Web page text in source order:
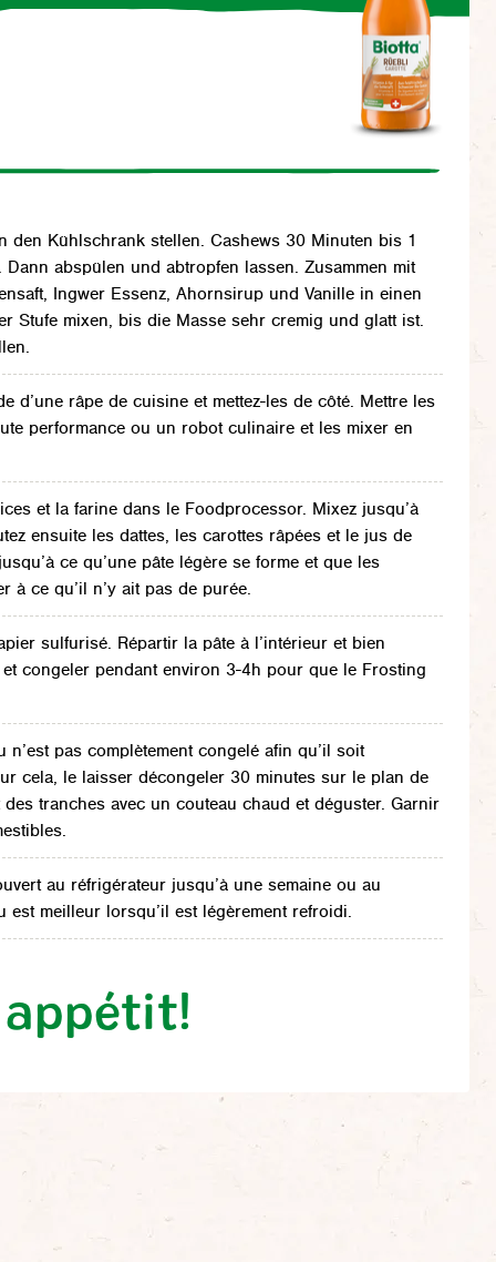
Kühlschrank stellen. Cashews 30 Minuten bis 1
abspülen und abtropfen lassen. Zusammen mit
Ingwer Essenz, Ahornsirup und Vanille in einen
Stufe mixen, bis die Masse sehr cremig und glatt ist.
d’une râpe de cuisine et mettez-les de côté. Mettre les
performance ou un robot culinaire et les mixer en
et la farine dans le Foodprocessor. Mixez jusqu’à
ensuite les dattes, les carottes râpées et le jus de
ce qu’une pâte légère se forme et que les
à ce qu’il n’y ait pas de purée.
sulfurisé. Répartir la pâte à l’intérieur et bien
congeler pendant environ 3-4h pour que le Frosting
n’est pas complètement congelé afin qu’il soit
cela, le laisser décongeler 30 minutes sur le plan de
tranches avec un couteau chaud et déguster. Garnir
au réfrigérateur jusqu’à une semaine ou au
est meilleur lorsqu’il est légèrement refroidi.